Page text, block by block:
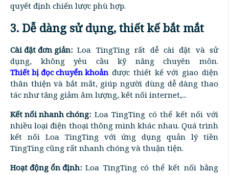
quyết định chiến lược phù hợp.
3. Dễ dàng sử dụng, thiết kế bắt mắt
Cài đặt đơn giản: Loa TingTing rất dễ cài đặt và sử
dụng, không yêu cầu kỹ năng chuyên môn.
Thiết bị đọc chuyển khoản được thiết kế với giao diện
thân thiện và bắt mắt, giúp người dùng dễ dàng thao
tác như tăng giảm âm lượng, kết nối internet,...
Kết nối nhanh chóng: Loa TingTing có thể kết nối với
nhiều loại điện thoại thông minh khác nhau. Quá trình
kết nối Loa TingTing với ứng dụng quản lý tiền
TingTing cũng rất nhanh chóng và thuận tiện.
Hoạt động ổn định: Loa TingTing có thể kết nối bằng